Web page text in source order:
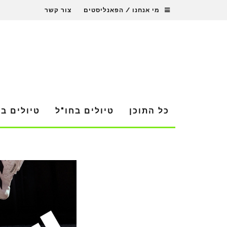
מי אנחנו / הפאנליסטים צור קשר
כל התוכן טיולים בחו"ל טיולים